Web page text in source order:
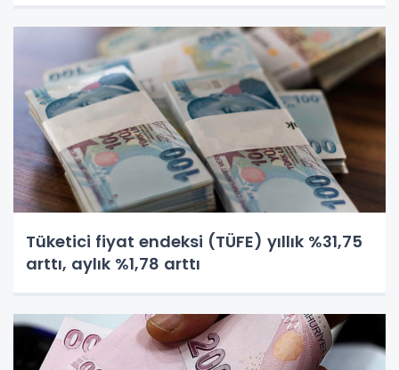
Tüketici fiyat endeksi (TÜFE) yıllık %31,75
arttı, aylık %1,78 arttı